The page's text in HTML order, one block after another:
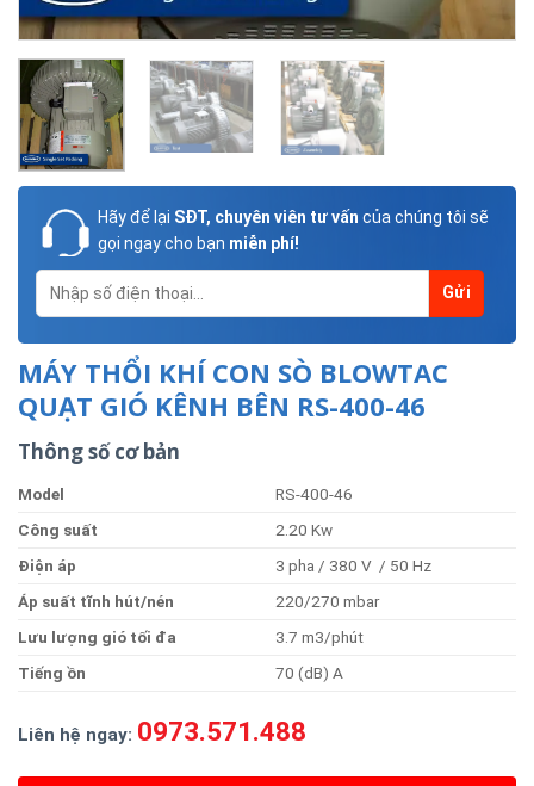
Hãy để lại SĐT, chuyên viên tư vấn của chúng tôi sẽ
gọi ngay cho bạn miễn phí!
MÁY THỔI KHÍ CON SÒ BLOWTAC
QUẠT GIÓ KÊNH BÊN RS-400-46
Thông số cơ bản
Model
RS-400-46
Công suất
2.20 Kw
Điện áp
3 pha / 380 V / 50 Hz
Áp suất tĩnh hút/nén
220/270 mbar
Lưu lượng gió tối đa
3.7 m3/phút
Tiếng ồn 70 (dB) A
Liên hệ ngay: 0973.571.488